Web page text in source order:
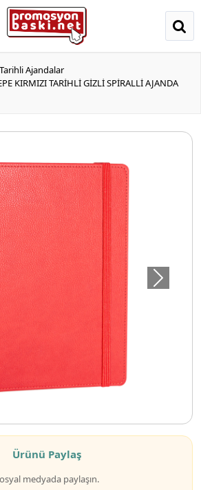
Tarihli Ajandalar
KIRMIZI TARİHLİ GİZLİ SPİRALLİ AJANDA
Sonraki
Ürünü Paylaş
medyada paylaşın.